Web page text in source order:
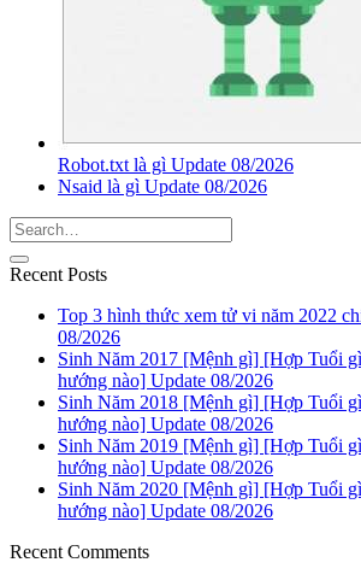
Robot.txt là gì Update 08/2026
Nsaid là gì Update 08/2026
Recent Posts
Top 3 hình thức xem tử vi năm 2022
08/2026
Sinh Năm 2017 [Mệnh gì] [Hợp Tuổi
hướng nào] Update 08/2026
Sinh Năm 2018 [Mệnh gì] [Hợp Tuổi
hướng nào] Update 08/2026
Sinh Năm 2019 [Mệnh gì] [Hợp Tuổi
hướng nào] Update 08/2026
Sinh Năm 2020 [Mệnh gì] [Hợp Tuổi
hướng nào] Update 08/2026
Recent Comments